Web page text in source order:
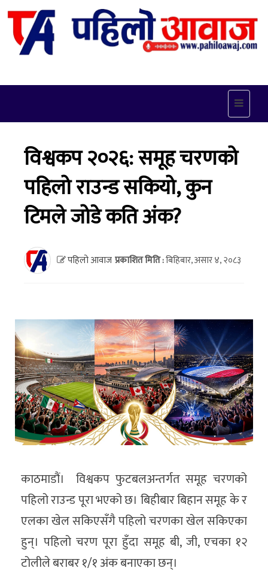
Toggle
विश्वकप २०२६: समूह चरणको
पहिलो राउन्ड सकियो, कुन
टिमले जोडे कति अंक?
पहिलो आवाज प्रकाशित मिति :बिहिबार, असार ४, २०८३
काठमाडौं। विश्वकप फुटबलअन्तर्गत समूह चरणको
पहिलो राउन्ड पूरा भएको छ। बिहीबार बिहान समूह के र
एलका खेल सकिएसँगै पहिलो चरणका खेल सकिएका
हुन्। पहिलो चरण पूरा हुँदा समूह बी, जी, एचका १२
टोलीले बराबर १/१ अंक बनाएका छन्।